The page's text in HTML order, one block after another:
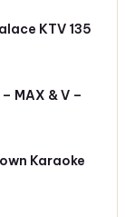
KTV 135
MAX & V –
Karaoke